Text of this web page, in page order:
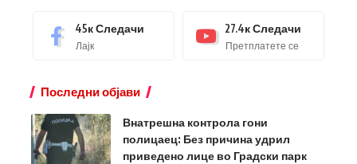
45кСледачи
Лајк
27.4кСледачи
Претплатете се
Последни објави
Внатрешна контрола гони
полицаец: Без причина удрил
приведено лице во Градски парк